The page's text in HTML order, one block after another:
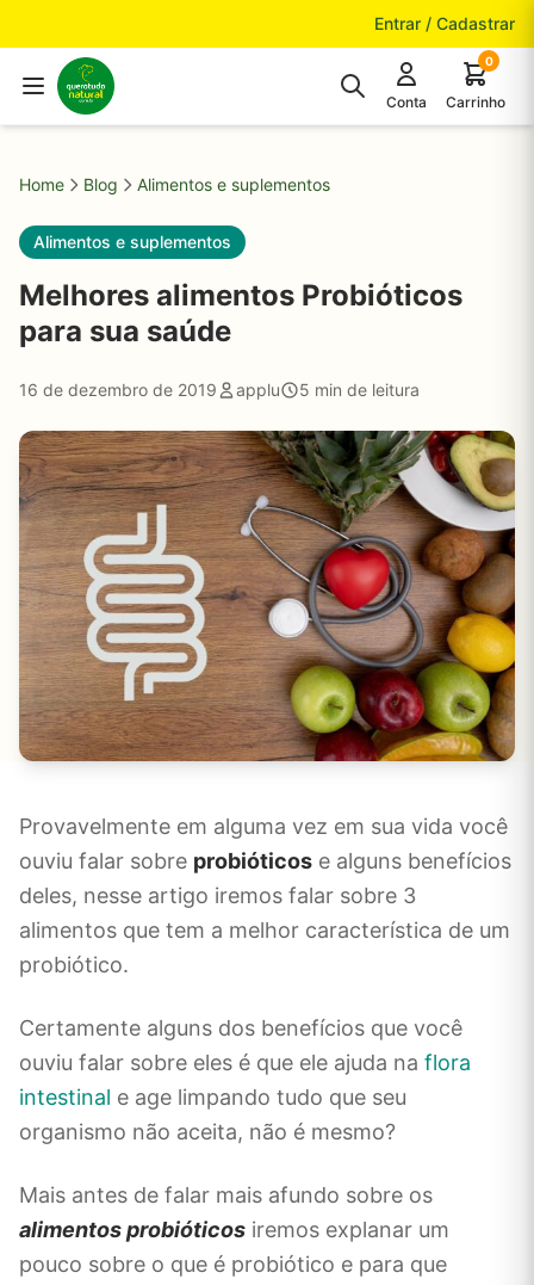
Entrar / Cadastrar
Conta
0
Carrinho
Home Blog Alimentos e suplementos
Alimentos e suplementos
Melhores alimentos Probióticos
para sua saúde
16 de dezembro de 2019 applu 5 min de leitura
Provavelmente em alguma vez em sua vida você
ouviu falar sobre probióticos e alguns benefícios
deles, nesse artigo iremos falar sobre 3
alimentos que tem a melhor característica de um
probiótico.
Certamente alguns dos benefícios que você
ouviu falar sobre eles é que ele ajuda na flora
intestinal e age limpando tudo que seu
organismo não aceita, não é mesmo?
Mais antes de falar mais afundo sobre os
alimentos probióticos iremos explanar um
pouco sobre o que é probiótico e para que